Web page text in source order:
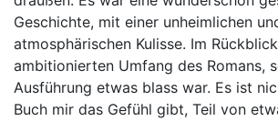
Geschichte, mit einer unheimlichen
atmosphärischen Kulisse. Im
ambitionierten Umfang des Romans,
Ausführung etwas blass war. Es ist
Buch mir das Gefühl gibt, Teil von